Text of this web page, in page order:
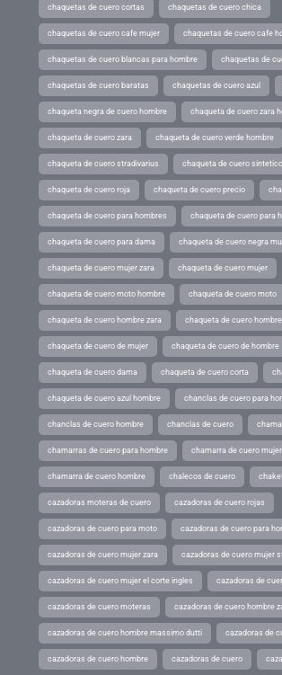
chaquetas de cuero cortas chaquetas de cuero chica
chaquetas de cuero cafe mujer chaquetas de cuero cafe
chaquetas de cuero blancas para hombre chaquetas de
chaquetas de cuero baratas chaquetas de cuero azul
chaqueta negra de cuero hombre chaqueta de cuero zara
chaqueta de cuero zara chaqueta de cuero verde hombre
chaqueta de cuero stradivarius chaqueta de cuero
chaqueta de cuero roja chaqueta de cuero precio
chaqueta de cuero para hombres chaqueta de cuero para
chaqueta de cuero para dama chaqueta de cuero negra
chaqueta de cuero mujer zara chaqueta de cuero mujer
chaqueta de cuero moto hombre chaqueta de cuero moto
chaqueta de cuero hombre zara chaqueta de cuero hombre
chaqueta de cuero de mujer chaqueta de cuero de hombre
chaqueta de cuero dama chaqueta de cuero corta
chaqueta de cuero azul hombre chanclas de cuero para
chanclas de cuero hombre chanclas de cuero
chamarras de cuero para hombre chamarra de cuero mujer
chamarra de cuero hombre chalecos de cuero
cazadoras moteras de cuero cazadoras de cuero rojas
cazadoras de cuero para moto cazadoras de cuero para
cazadoras de cuero mujer zara cazadoras de cuero mujer
cazadoras de cuero mujer el corte ingles cazadoras de
cazadoras de cuero moteras cazadoras de cuero hombre
cazadoras de cuero hombre massimo dutti cazadoras de
cazadoras de cuero hombre cazadoras de cuero